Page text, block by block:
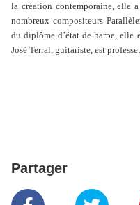
la création contemporaine, elle
nombreux compositeurs
du diplôme d’état de harpe,
José Terral, guitariste, est
Partager